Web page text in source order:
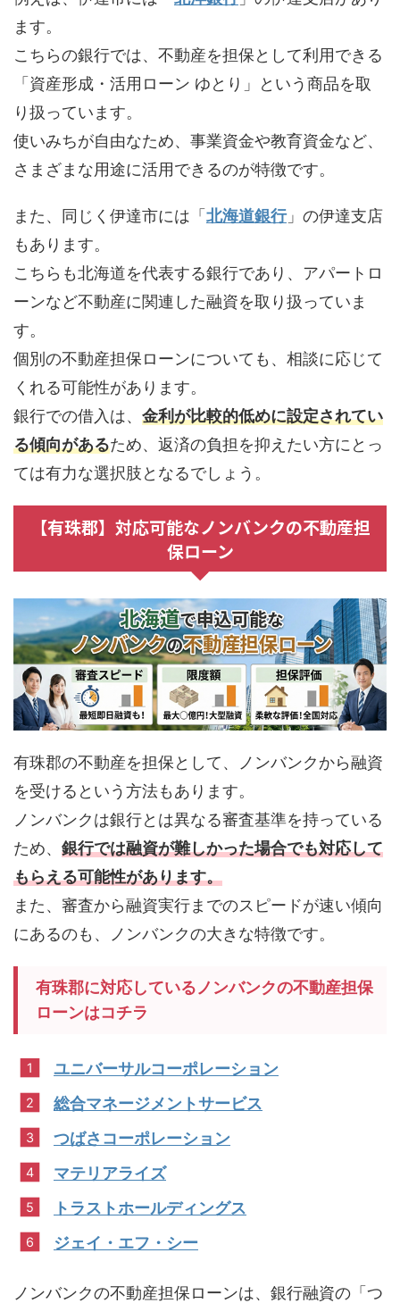
ます。
こちらの銀行では、不動産を担保として利用できる
「資産形成・活用ローン ゆとり」という商品を取
り扱っています。
使いみちが自由なため、事業資金や教育資金など、
さまざまな用途に活用できるのが特徴です。
また、同じく伊達市には「 北海道銀行」の伊達支店
もあります。
こちらも北海道を代表する銀行であり、アパートロ
ーンなど不動産に関連した融資を取り扱っていま
す。
個別の不動産担保ローンについても、相談に応じて
くれる可能性があります。
銀行での借入は、 金利が比較的低めに設定されてい
る傾向があるため、返済の負担を抑えたい方にとっ
ては有力な選択肢となるでしょう。
【有珠郡】対応可能なノンバンクの不動産担
保ローン
有珠郡の不動産を担保として、ノンバンクから融資
を受けるという方法もあります。
ノンバンクは銀行とは異なる審査基準を持っている
ため、 銀行では融資が難しかった場合でも対応して
もらえる可能性があります。
また、審査から融資実行までのスピードが速い傾向
にあるのも、ノンバンクの大きな特徴です。
有珠郡に対応しているノンバンクの不動産担保
ローンはコチラ
ユニバーサルコーポレーション
総合マネージメントサービス
つばさコーポレーション
マテリアライズ
トラストホールディングス
ジェイ・エフ・シー
ノンバンクの不動産担保ローンは、銀行融資の「つ